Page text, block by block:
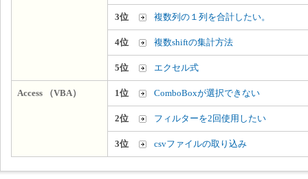
3位 複数列の１列を合計したい。
4位 複数shiftの集計方法
5位 エクセル式
Access （VBA） 1位 ComboBoxが選択できない
2位 フィルターを2回使用したい
3位 csvファイルの取り込み